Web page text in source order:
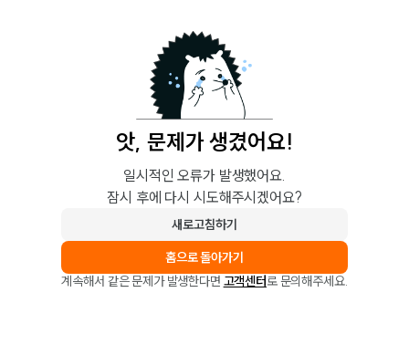
앗, 문제가 생겼어요!
일시적인 오류가 발생했어요.
잠시 후에 다시 시도해주시겠어요?
새로고침하기
홈으로 돌아가기
계속해서 같은 문제가 발생한다면 고객센터로 문의해주세요.